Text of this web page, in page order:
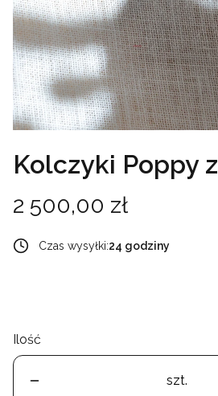
Kolczyki Poppy
Cena
2 500,00 zł
Czas wysyłki:24 godziny
Ilość
szt.